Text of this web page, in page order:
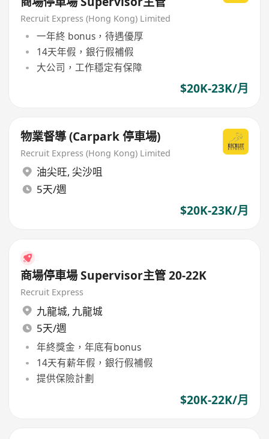
Recruit Express (Hong Kong) Limited
一年終 bonus，待遇優厚
14天年假，銀行假補假
大公司，工作穩定有保障
$20K-23K/月
物業督導 (Carpark 停車場)
Recruit Express (Hong Kong) Limited
油尖旺, 尖沙咀
5天/週
$20K-23K/月
商場停車場 Supervisor主管 20-22K
Recruit Express
九龍城, 九龍城
5天/週
年終獎金，年底有bonus
14天有薪年假，銀行假補假
提供保險計劃
$20K-22K/月